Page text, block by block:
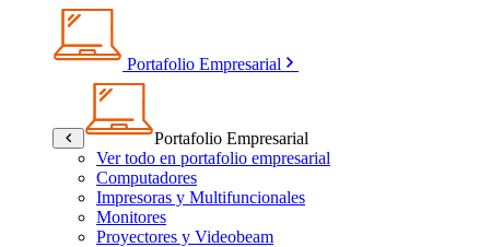
Portafolio Empresarial
Portafolio Empresarial
Ver todo en portafolio empresarial
Computadores
Impresoras y Multifuncionales
Monitores
Proyectores y Videobeam